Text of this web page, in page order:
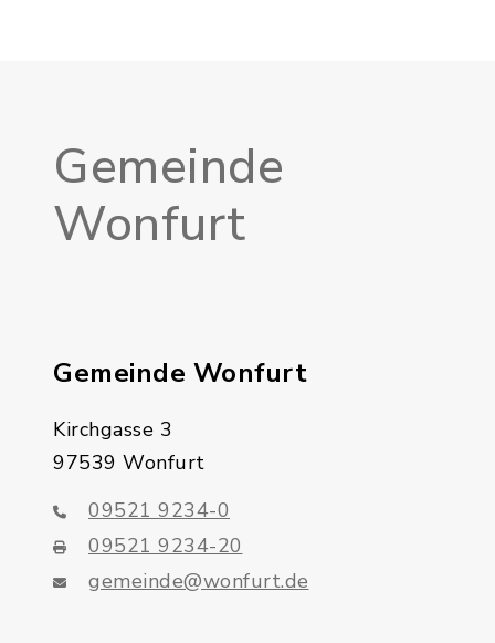
Gemeinde
Wonfurt
Gemeinde Wonfurt
Kirchgasse 3
97539 Wonfurt
09521 9234-0
09521 9234-20
gemeinde@wonfurt.de